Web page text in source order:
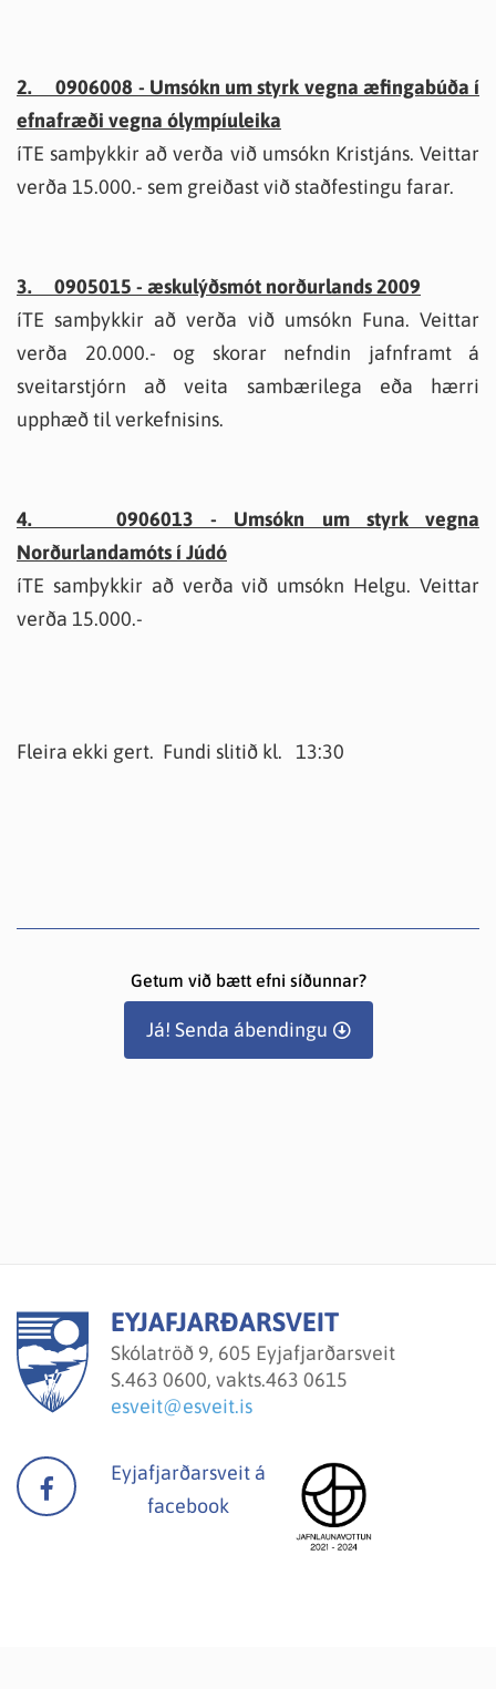
2. 0906008 - Umsókn um styrk vegna æfingabúða í
efnafræði vegna ólympíuleika
íTE samþykkir að verða við umsókn Kristjáns. Veittar
verða 15.000.- sem greiðast við staðfestingu farar.
3. 0905015 - æskulýðsmót norðurlands 2009
íTE samþykkir að verða við umsókn Funa. Veittar
verða 20.000.- og skorar nefndin jafnframt á
sveitarstjórn að veita sambærilega eða hærri
upphæð til verkefnisins.
4. 0906013 - Umsókn um styrk vegna
Norðurlandamóts í Júdó
íTE samþykkir að verða við umsókn Helgu. Veittar
verða 15.000.-
Fleira ekki gert. Fundi slitið kl. 13:30
Getum við bætt efni síðunnar?
Já! Senda ábendingu
EYJAFJARÐARSVEIT
Skólatröð 9, 605 Eyjafjarðarsveit
S.463 0600, vakts.463 0615
esveit@esveit.is
Eyjafjarðarsveit á
facebook